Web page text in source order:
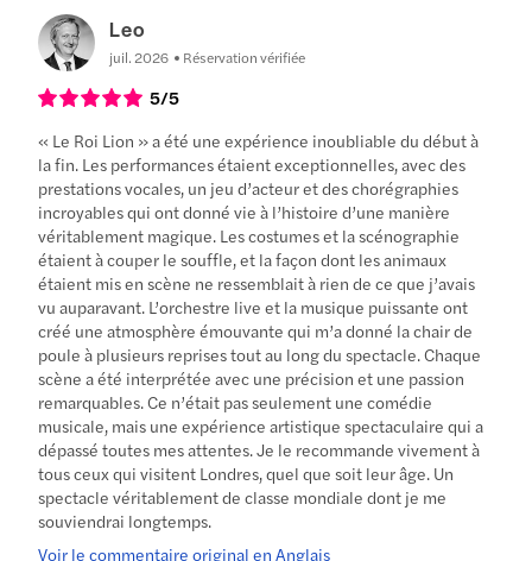
Leo
juil. 2026 Réservation vérifiée
5/5
« Le Roi Lion » a été une expérience inoubliable du début à
la fin. Les performances étaient exceptionnelles, avec des
prestations vocales, un jeu d’acteur et des chorégraphies
incroyables qui ont donné vie à l’histoire d’une manière
véritablement magique. Les costumes et la scénographie
étaient à couper le souffle, et la façon dont les animaux
étaient mis en scène ne ressemblait à rien de ce que j’avais
vu auparavant. L’orchestre live et la musique puissante ont
créé une atmosphère émouvante qui m’a donné la chair de
poule à plusieurs reprises tout au long du spectacle. Chaque
scène a été interprétée avec une précision et une passion
remarquables. Ce n’était pas seulement une comédie
musicale, mais une expérience artistique spectaculaire qui a
dépassé toutes mes attentes. Je le recommande vivement à
tous ceux qui visitent Londres, quel que soit leur âge. Un
spectacle véritablement de classe mondiale dont je me
souviendrai longtemps.
Voir le commentaire original en Anglais